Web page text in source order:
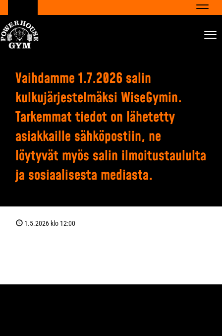
Vaihdamme 1.7.2026 salin
kulkujärjestelmäksi WiseGymin.
Tarkemmat tiedot on lähetetty
asiakkaille sähköpostiin, ne
löytyvät myös salin ilmoitustaululta
ja sosiaalisesta mediasta.
1.5.2026 klo 12:00